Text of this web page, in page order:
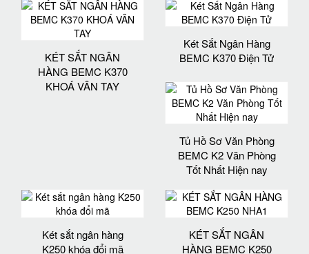
KÉT SẮT NGÂN
HÀNG BEMC K370
KHOÁ VÂN TAY
Két Sắt Ngân Hàng
BEMC K370 Điện Tử
Tủ Hồ Sơ Văn Phòng
BEMC K2 Văn Phòng
Tốt Nhất Hiện nay
Két sắt ngân hàng
K250 khóa đổi mã
KÉT SẮT NGÂN
HÀNG BEMC K250